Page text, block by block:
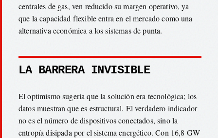
centrales de gas, ven reducido su margen operativo, ya
que la capacidad flexible entra en el mercado como una
alternativa económica a los sistemas de punta.
LA BARRERA INVISIBLE
El optimismo sugería que la solución era tecnológica; los
datos muestran que es estructural. El verdadero indicador
no es el número de dispositivos conectados, sino la
entropía disipada por el sistema energético. Con 16,8 GW